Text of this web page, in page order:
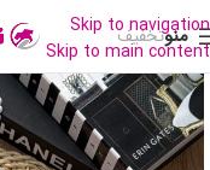
Skip to navigation
Skip to main content
منوتخفیف